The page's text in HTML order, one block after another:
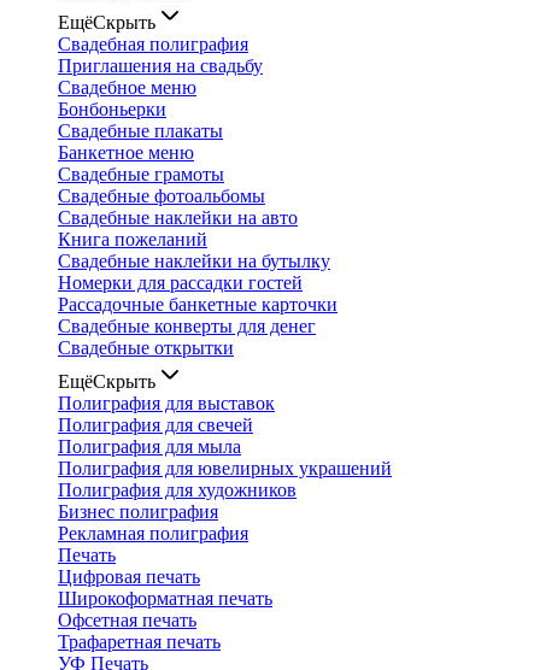
ЕщёСкрыть
Свадебная полиграфия
Приглашения на свадьбу
Свадебное меню
Бонбоньерки
Свадебные плакаты
Банкетное меню
Свадебные грамоты
Свадебные фотоальбомы
Свадебные наклейки на авто
Книга пожеланий
Свадебные наклейки на бутылку
Номерки для рассадки гостей
Рассадочные банкетные карточки
Свадебные конверты для денег
Свадебные открытки
ЕщёСкрыть
Полиграфия для выставок
Полиграфия для свечей
Полиграфия для мыла
Полиграфия для ювелирных украшений
Полиграфия для художников
Бизнес полиграфия
Рекламная полиграфия
Печать
Цифровая печать
Широкоформатная печать
Офсетная печать
Трафаретная печать
УФ Печать